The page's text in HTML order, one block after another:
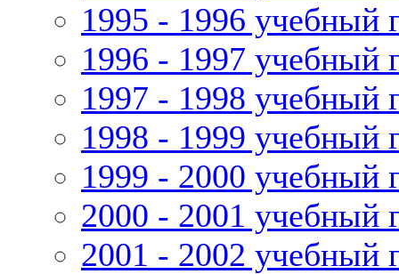
1995 - 1996 учебный
1996 - 1997 учебный
1997 - 1998 учебный
1998 - 1999 учебный
1999 - 2000 учебный
2000 - 2001 учебный
2001 - 2002 учебный